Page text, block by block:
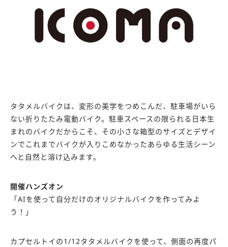
タタメルバイクは、変形の美学をつめこんだ、駐車場がいら
ない折りたたみ電動バイク。駐車スペースの限られる日本生
まれのバイクだからこそ、その小さな箱型のサイズとデザイ
ンでこれまでバイクが入りこめなかったあらゆる生活シーン
へと自然と溶け込みます。
開催ハンズオン
「AIを使って自分だけのオリジナルバイクを作ってみよ
う！」
カプセルトイの1/12タタメルバイクを使って、側面の再度パ